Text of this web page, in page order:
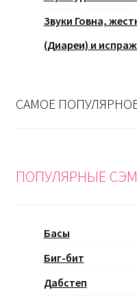
Звуки Говна,
(Диареи) и
САМОЕ
ПОПУЛЯРНЫЕ
Басы
Биг-бит
Дабстеп